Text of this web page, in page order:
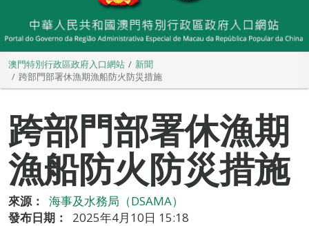
澳門特別行政區政府入口網站
新聞
跨部門部署休漁期漁船防火防災措施
跨部門部署休漁期
漁船防火防災措施
來源：
海事及水務局（DSAMA）
發布日期：
2025年4月10日 15:18